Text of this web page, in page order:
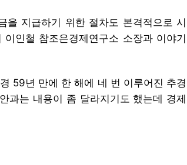
을 지급하기 위한 절차도 본격적으로 시
인철 참조은경제연구소 소장과 이야기
59년 만에 한 해에 네 번 이루어진 추경
과는 내용이 좀 달라지기도 했는데 경제